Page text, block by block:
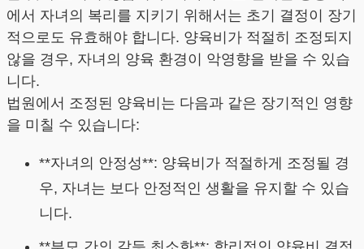
에서 자녀의 복리를 지키기 위해서는 초기 결정이 장기
적으로도 유효해야 합니다. 양육비가 적절히 조정되지
않을 경우, 자녀의 양육 환경이 악영향을 받을 수 있습
니다.
법원에서 조정된 양육비는 다음과 같은 장기적인 영향
을 미칠 수 있습니다:
**자녀의 안정성**: 양육비가 적절하게 조정될 경
우, 자녀는 보다 안정적인 생활을 유지할 수 있습
니다.